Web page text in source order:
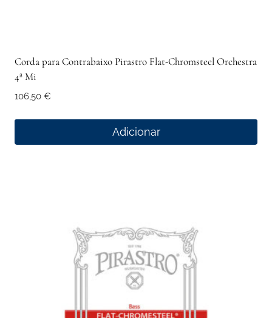
Corda para Contrabaixo Pirastro Flat-Chromsteel Orchestra
4ª Mi
106,50 €
Adicionar